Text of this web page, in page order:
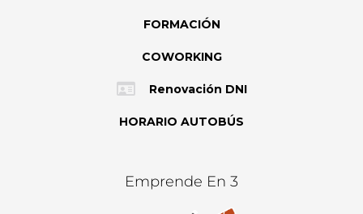
FORMACIÓN
COWORKING
Renovación DNI
HORARIO AUTOBÚS
Emprende En 3